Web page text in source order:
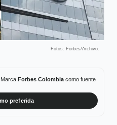
Fotos: Forbes/Archivo.
Forbes Colombiacomo fuente
preferida